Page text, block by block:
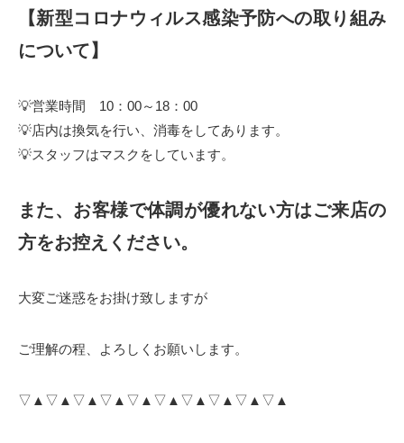
【新型コロナウィルス感染予防への取り組み
について】
💡営業時間 10：00～18：00
💡店内は換気を行い、消毒をしてあります。
💡スタッフはマスクをしています。
また、お客様で体調が優れない方はご来店の
方をお控えください。
大変ご迷惑をお掛け致しますが
ご理解の程、よろしくお願いします。
▽▲▽▲▽▲▽▲▽▲▽▲▽▲▽▲▽▲▽▲